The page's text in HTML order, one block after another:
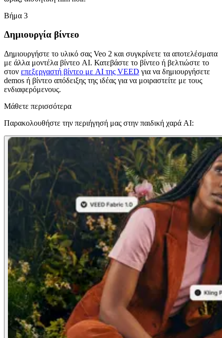
Βήμα 3
Δημιουργία βίντεο
Δημιουργήστε το υλικό σας Veo 2 και συγκρίνετε τα αποτελέσματα
με άλλα μοντέλα βίντεο AI. Κατεβάστε το βίντεο ή βελτιώστε το
στον επεξεργαστή βίντεο με AI της VEED για να δημιουργήσετε
demos ή βίντεο απόδειξης της ιδέας για να μοιραστείτε με τους
ενδιαφερόμενους.
Μάθετε περισσότερα
Παρακολουθήστε την περιήγησή μας στην παιδική χαρά AI: